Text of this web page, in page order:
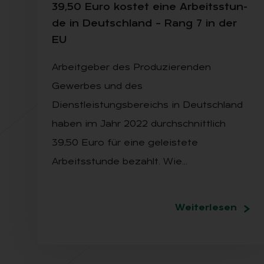
39,50 Euro kos­tet eine Ar­beits­stun­
de in Deutsch­land – Rang 7 in der
EU
Arbeitgeber des Produzierenden
Gewerbes und des
Dienstleistungsbereichs in Deutschland
haben im Jahr 2022 durchschnittlich
39,50 Euro für eine geleistete
Arbeitsstunde bezahlt. Wie…
Weiterlesen